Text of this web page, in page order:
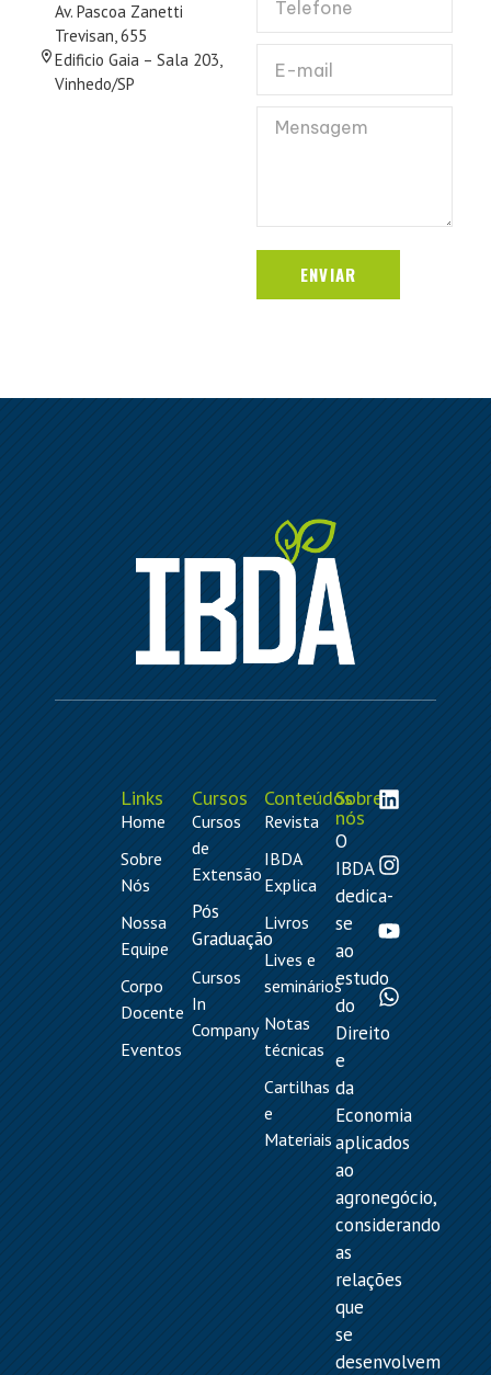
Av. Pascoa Zanetti
Trevisan, 655
Edificio Gaia – Sala 203,
Vinhedo/SP
ENVIAR
Links
Home
Sobre
Nós
Nossa
Equipe
Corpo
Docente
Eventos
Cursos
Cursos
de
Extensão
Pós
Graduação
Cursos
In
Company
Conteúdos
Revista
IBDA
Explica
Livros
Lives e
seminários
Notas
técnicas
Cartilhas
e
Materiais
Sobre
nós
O
IBDA
dedica-
se
ao
estudo
do
Direito
e
da
Economia
aplicados
ao
agronegócio,
considerando
as
relações
que
se
desenvolvem